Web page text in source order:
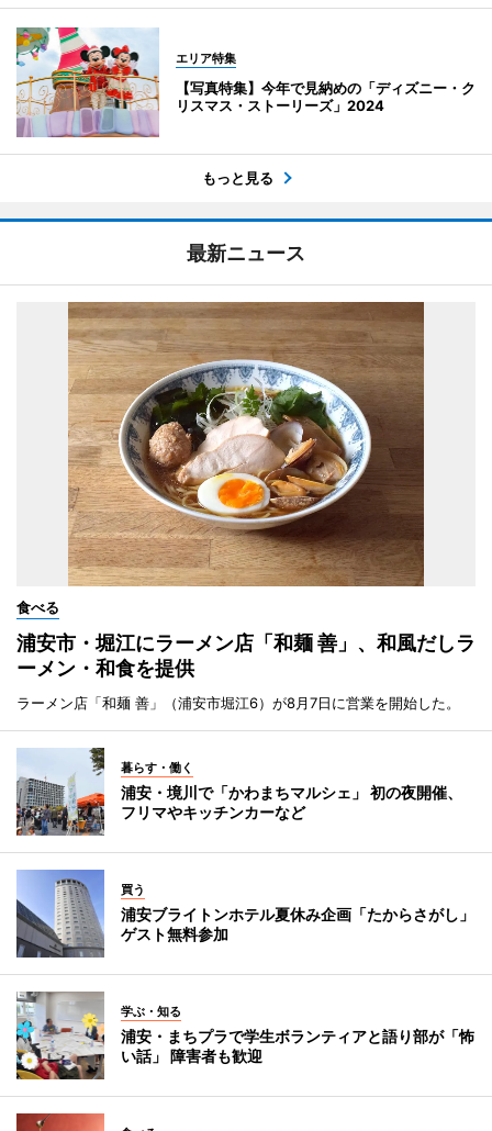
エリア特集
【写真特集】今年で見納めの「ディズニー・ク
リスマス・ストーリーズ」2024
もっと見る
最新ニュース
食べる
浦安市・堀江にラーメン店「和麺 善」、和風だしラ
ーメン・和食を提供
ラーメン店「和麺 善」（浦安市堀江6）が8月7日に営業を開始した。
暮らす・働く
浦安・境川で「かわまちマルシェ」 初の夜開催、
フリマやキッチンカーなど
買う
浦安ブライトンホテル夏休み企画「たからさがし」
ゲスト無料参加
学ぶ・知る
浦安・まちプラで学生ボランティアと語り部が「怖
い話」 障害者も歓迎